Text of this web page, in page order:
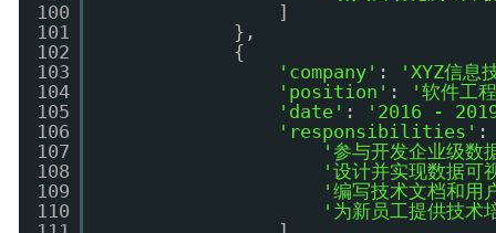
100
101
102
103
104
105
106
107
108
109
110
]
},
{
'company' :
'XYZ信息
'position' :
'软件工
'date' :
'2016 -
'responsibilities' :
'参与开发企业级数
'设计并实现数据可
'编写技术文档和用
'为新员工提供技术